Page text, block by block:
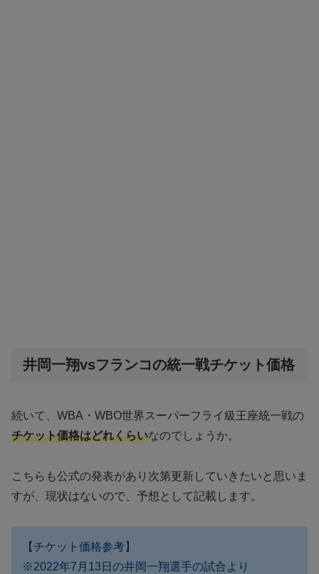
井岡一翔vsフランコの統一戦チケット価格
続いて、WBA・WBO世界スーパーフライ級王座統一戦の
チケット価格はどれくらいなのでしょうか。
こちらも公式の発表があり次第更新していきたいと思いま
すが、現状はないので、予想として記載します。
【チケット価格参考】
※2022年7月13日の井岡一翔選手の試合より